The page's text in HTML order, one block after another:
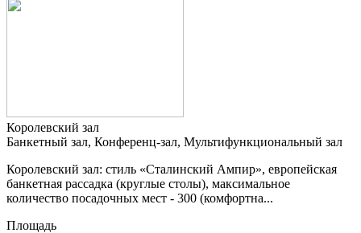
Королевский зал
Банкетный зал, Конференц-зал, Мультифункциональный зал
Королевский зал: стиль «Сталинский Ампир», европейская
банкетная рассадка (круглые столы), максимальное
количество посадочных мест - 300 (комфортна...
Площадь